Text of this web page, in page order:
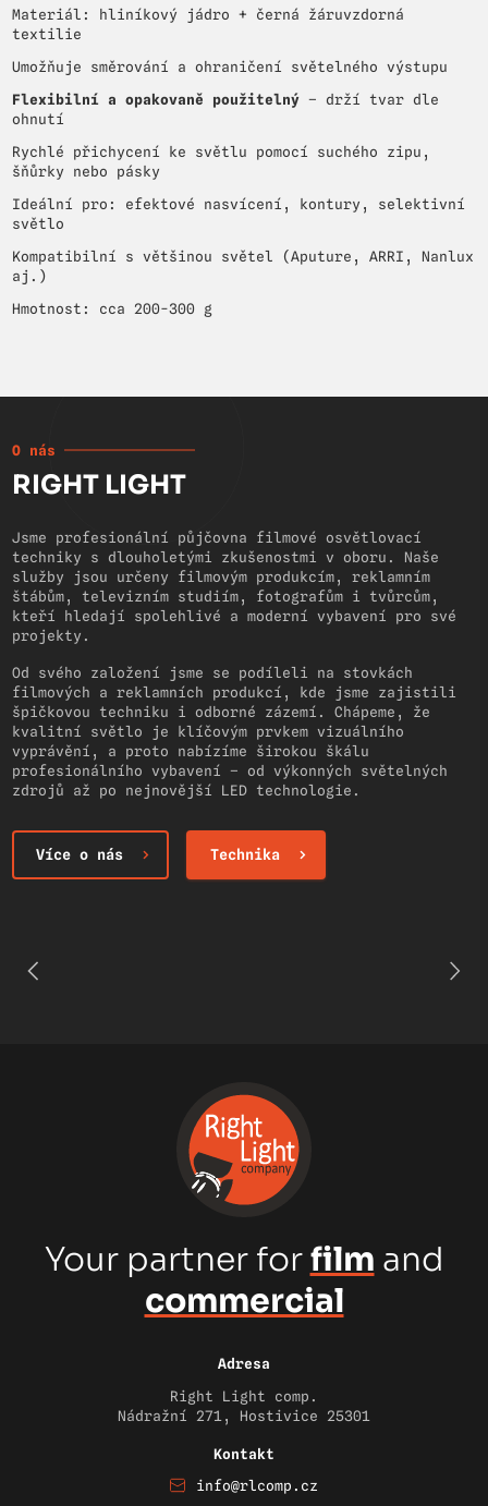
Materiál: hliníkový jádro + černá žáruvzdorná
textilie
Umožňuje směrování a ohraničení světelného výstupu
Flexibilní a opakovaně použitelný – drží tvar dle
ohnutí
Rychlé přichycení ke světlu pomocí suchého zipu,
šňůrky nebo pásky
Ideální pro: efektové nasvícení, kontury, selektivní
světlo
Kompatibilní s většinou světel (Aputure, ARRI, Nanlux
aj.)
Hmotnost: cca 200-300 g
O nás
RIGHT LIGHT
Jsme profesionální půjčovna filmové osvětlovací
techniky s dlouholetými zkušenostmi v oboru. Naše
služby jsou určeny filmovým produkcím, reklamním
štábům, televizním studiím, fotografům i tvůrcům,
kteří hledají spolehlivé a moderní vybavení pro své
projekty.
Od svého založení jsme se podíleli na stovkách
filmových a reklamních produkcí, kde jsme zajistili
špičkovou techniku i odborné zázemí. Chápeme, že
kvalitní světlo je klíčovým prvkem vizuálního
vyprávění, a proto nabízíme širokou škálu
profesionálního vybavení – od výkonných světelných
zdrojů až po nejnovější LED technologie.
Více o nás Technika
Your partner forfilm and
commercial
Adresa
Right Light comp.
Nádražní 271, Hostivice 25301
Kontakt
info@rlcomp.cz